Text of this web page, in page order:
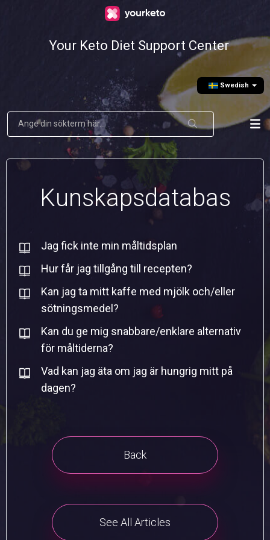
Your Keto Diet Support Center
Swedish
Kunskapsdatabas
Jag fick inte min måltidsplan
Hur får jag tillgång till recepten?
Kan jag ta mitt kaffe med mjölk och/eller
sötningsmedel?
Kan du ge mig snabbare/enklare alternativ
för måltiderna?
Vad kan jag äta om jag är hungrig mitt på
dagen?
Back
See All Articles